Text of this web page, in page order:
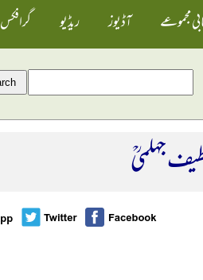
مجموعے آڈیوز ریڈیو گرافکس
جہلمیؒ